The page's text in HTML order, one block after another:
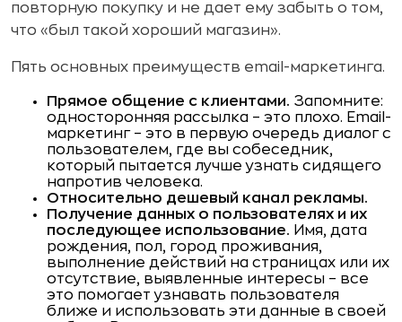
повторную покупку и не дает ему забыть о том,
что «был такой хороший магазин».
Пять основных преимуществ email-маркетинга.
Прямое общение с клиентами. Запомните:
односторонняя рассылка – это плохо. Email-
маркетинг – это в первую очередь диалог с
пользователем, где вы собеседник,
который пытается лучше узнать сидящего
напротив человека.
Относительно дешевый канал рекламы.
Получение данных о пользователях и их
последующее использование. Имя, дата
рождения, пол, город проживания,
выполнение действий на страницах или их
отсутствие, выявленные интересы – все
это помогает узнавать пользователя
ближе и использовать эти данные в своей